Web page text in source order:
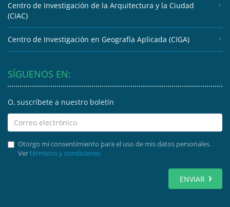
Centro de Investigación de la Arquitectura y la Ciudad
(CIAC)
Centro de Investigación en Geografía Aplicada (CIGA)
SÍGUENOS EN:
O, suscríbete a nuestro boletín
Otorgo mi consentimiento para el uso de mis datos personales.
Vertérminos y condiciones
ENVIAR